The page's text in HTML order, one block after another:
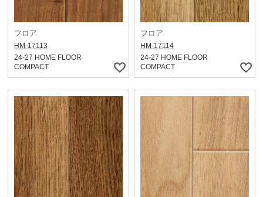
フロア
HM-17113
24-27 HOME FLOOR
COMPACT
フロア
HM-17114
24-27 HOME FLOOR
COMPACT